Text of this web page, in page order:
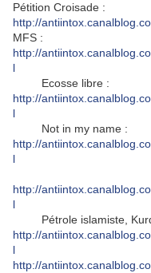
Pétition Croisade :
http://
MFS :
http://
l
Ecosse libre :
http://
l
Not in my name :
http://
l
http://
l
Pétrole islamiste,
http://
l
http://